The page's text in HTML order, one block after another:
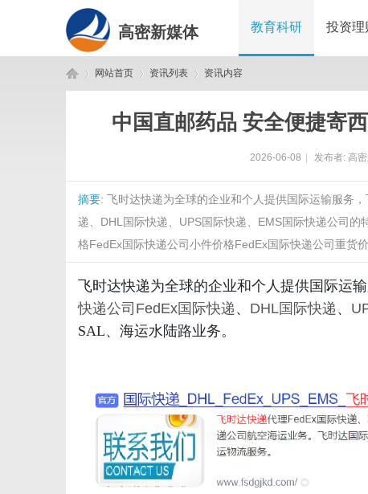
高密新媒体 教育科研 投资理
网站首页 资讯列表 资讯内容
中国直邮药品 安全便捷寄
2026-06-08 发布者: 高
摘要: 飞时达快递为全球的企业和个人提供国际运输服务
递、DHL国际快递、UPS国际快递、EMS国际快递公司
格FedEx国际快递公司小件价格FedEx国际快递公司重货
飞时达快递为全球的企业和个人提供国际运输
快递公司 FedEx国际快递 、 DHL国际快递 、
SAL、海运水陆路业务。